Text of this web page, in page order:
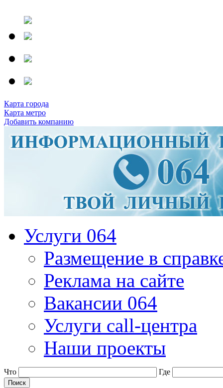
Карта города
Карта метро
Добавить компанию
Услуги 064
Размещение в
Реклама на сайте
Вакансии 064
Услуги call-центра
Наши проекты
Что Где